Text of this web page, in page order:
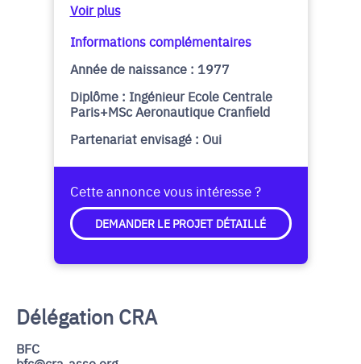
Voir plus
Informations complémentaires
Année de naissance : 1977
Diplôme : Ingénieur Ecole Centrale
Paris+MSc Aeronautique Cranfield
Partenariat envisagé : Oui
Cette annonce vous intéresse ?
DEMANDER LE PROJET DÉTAILLÉ
Délégation CRA
BFC